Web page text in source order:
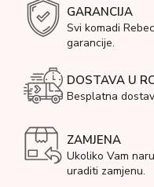
GARANCIJA
Svi komadi
garancije.
DOSTAVA U
Besplatna
ZAMJENA
Ukoliko Vam
uraditi zamjenu.